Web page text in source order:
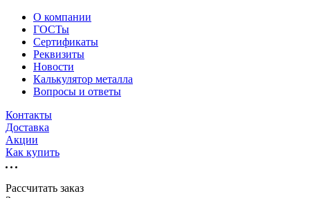
О компании
ГОСТы
Сертификаты
Реквизиты
Новости
Калькулятор металла
Вопросы и ответы
Контакты
Доставка
Акции
Как купить
Рассчитать заказ